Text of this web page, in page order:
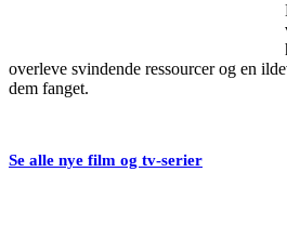
overleve svindende ressourcer og en
dem fanget.
Se alle nye film og tv-serier